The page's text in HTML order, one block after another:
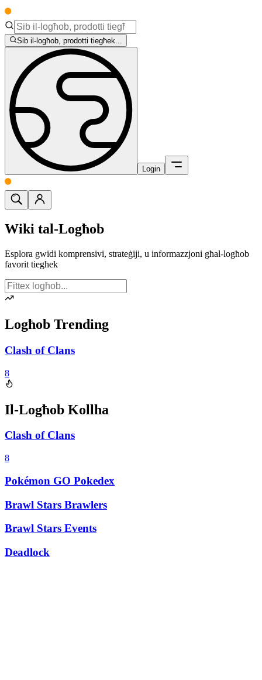
Sib il-logħob, prodotti tiegħek...
Login
Wiki tal-Logħob
Esplora gwidi komprensivi, strateġiji, u informazzjoni għal-logħob
favorit tiegħek
Logħob Trending
Clash of Clans
8
Il-Logħob Kollha
Clash of Clans
8
Pokémon GO Pokedex
Brawl Stars Brawlers
Brawl Stars Events
Deadlock